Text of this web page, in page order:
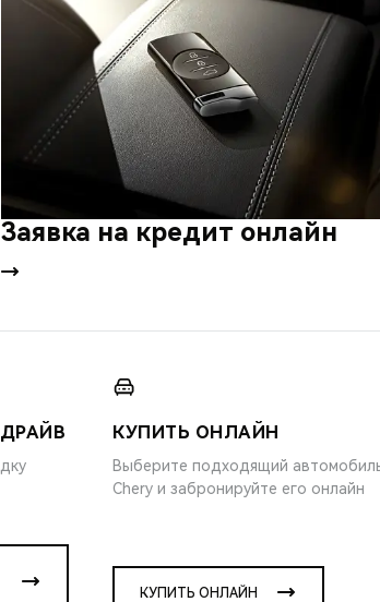
Заявка на кредит онлайн
КУПИТЬ ОНЛАЙН
Выберите подходящий
Chery и забронируйте его онлайн
КУПИТЬ ОНЛАЙН